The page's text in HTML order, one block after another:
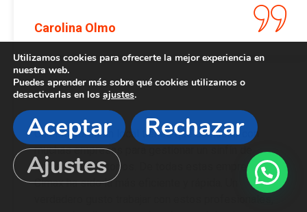
Carolina Olmo
Cuando abres un local tienes que contactar con
muchas empresas para gestionar un sinfín de
trámites obligatorios. De todas estas empresas,
Cimax ha sido la más eficiente y rápida. Un
Utilizamos cookies para ofrecerte la mejor experiencia en
nuestra web.
Puedes aprender más sobre qué cookies utilizamos o
desactivarlas en los ajustes.
Aceptar
Rechazar
Ajustes